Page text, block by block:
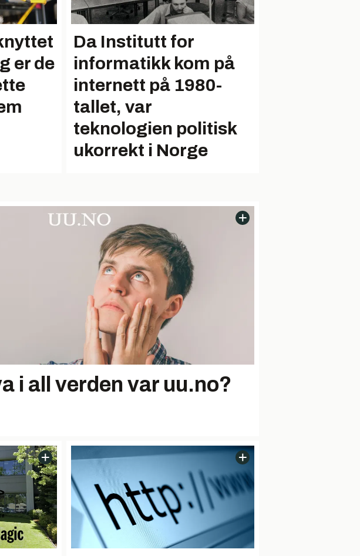
er de
Da Institutt for
informatikk kom på
internett på 1980-
tallet, var
teknologien politisk
ukorrekt i Norge
i all verden var uu.no?